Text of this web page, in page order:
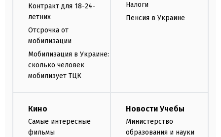
Контракт для 18-24-
летних
Отсрочка от
мобилизации
Мобилизация в Украине:
сколько человек
мобилизует ТЦК
Налоги
Пенсия в Украине
Кино
Самые интересные
фильмы
Новости Учебы
Министерство
образования и науки